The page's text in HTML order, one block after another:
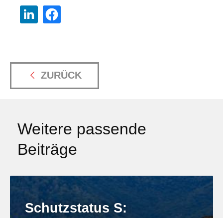
ZURÜCK
Weitere passende
Beiträge
Schutzstatus S: